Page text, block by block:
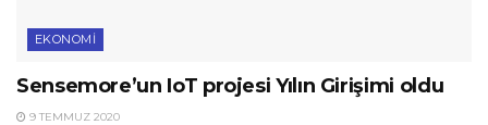
EKONOMI
Sensemore’un IoT projesi Yılın Girişimi oldu
9 TEMMUZ 2020